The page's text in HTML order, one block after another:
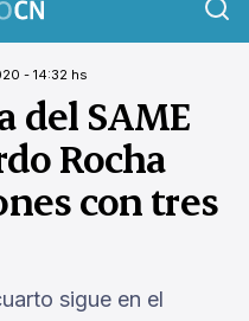
- 14:32 hs
del SAME
Rocha
con tres
sigue en el